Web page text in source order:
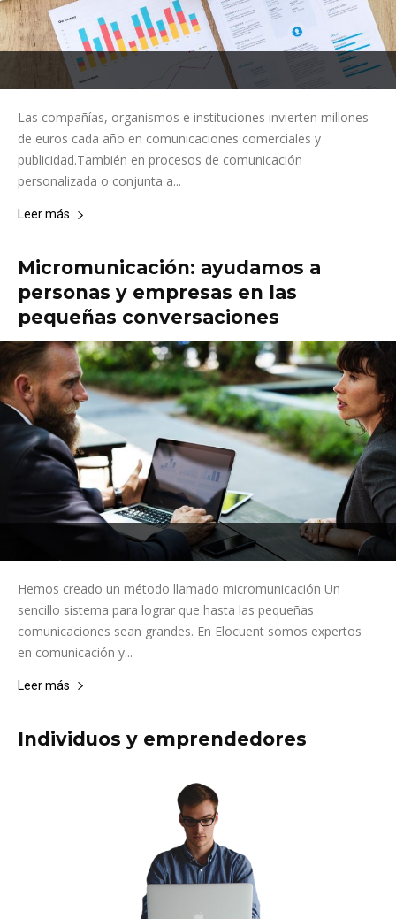
Las compañías, organismos e instituciones invierten millones
de euros cada año en comunicaciones comerciales y
publicidad.También en procesos de comunicación
personalizada o conjunta a...
Leer más
Micromunicación: ayudamos a
personas y empresas en las
pequeñas conversaciones
Hemos creado un método llamado micromunicación Un
sencillo sistema para lograr que hasta las pequeñas
comunicaciones sean grandes. En Elocuent somos expertos
en comunicación y...
Leer más
Individuos y emprendedores